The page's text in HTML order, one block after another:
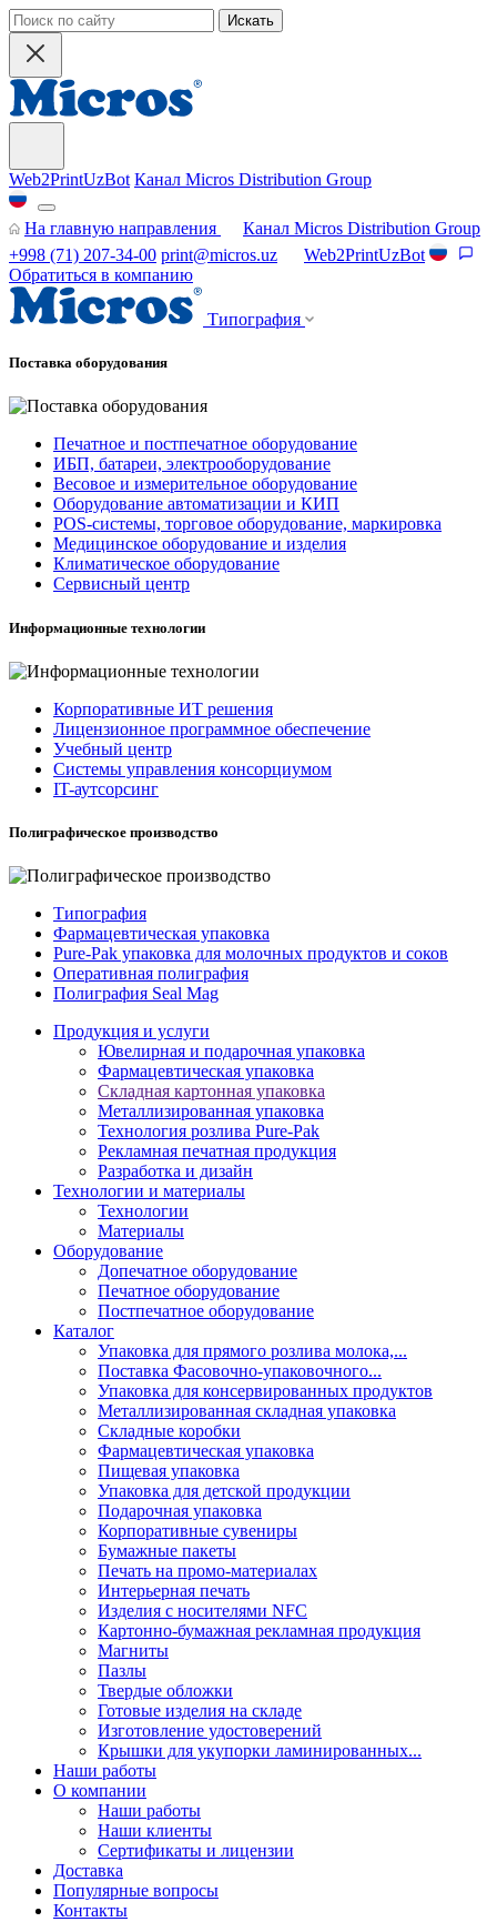
Искать
Web2PrintUzBot Канал Micros Distribution Group
На главную направления
Канал Micros Distribution Group
+998 (71) 207-34-00 print@micros.uz
Web2PrintUzBot
Обратиться в компанию
Типография
Поставка оборудования
Печатное и постпечатное оборудование
ИБП, батареи, электрооборудование
Весовое и измерительное оборудование
Оборудование автоматизации и КИП
POS-системы, торговое оборудование, маркировка
Медицинское оборудование и изделия
Климатическое оборудование
Сервисный центр
Информационные технологии
Корпоративные ИТ решения
Лицензионное программное обеспечение
Учебный центр
Системы управления консорциумом
IT-аутсорсинг
Полиграфическое производство
Типография
Фармацевтическая упаковка
Pure-Pak упаковка для молочных продуктов и соков
Оперативная полиграфия
Полиграфия Seal Mag
Продукция и услуги
Ювелирная и подарочная упаковка
Фармацевтическая упаковка
Складная картонная упаковка
Металлизированная упаковка
Технология розлива Pure-Pak
Рекламная печатная продукция
Разработка и дизайн
Технологии и материалы
Технологии
Материалы
Оборудование
Допечатное оборудование
Печатное оборудование
Постпечатное оборудование
Каталог
Упаковка для прямого розлива молока,...
Поставка Фасовочно-упаковочного...
Упаковка для консервированных продуктов
Металлизированная складная упаковка
Складные коробки
Фармацевтическая упаковка
Пищевая упаковка
Упаковка для детской продукции
Подарочная упаковка
Корпоративные сувениры
Бумажные пакеты
Печать на промо-материалах
Интерьерная печать
Изделия с носителями NFC
Картонно-бумажная рекламная продукция
Магниты
Пазлы
Твердые обложки
Готовые изделия на складе
Изготовление удостоверений
Крышки для укупорки ламинированных...
Наши работы
О компании
Наши работы
Наши клиенты
Сертификаты и лицензии
Доставка
Популярные вопросы
Контакты